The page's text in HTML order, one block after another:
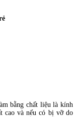
bằng chất liệu là kính
cao và nếu có bị vỡ do